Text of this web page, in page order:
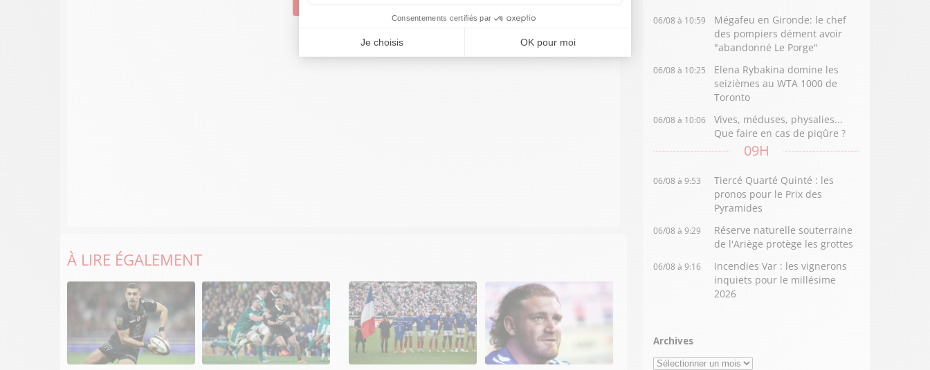
À LIRE ÉGALEMENT
06/08 à 10:59
Mégafeu en Gironde: le chef
des pompiers dément avoir
"abandonné Le Porge"
06/08 à 10:25
Elena Rybakina domine les
seizièmes au WTA 1000 de
Toronto
06/08 à 10:06
Vives, méduses, physalies...
Que faire en cas de piqûre ?
09H
06/08 à 9:53
Tiercé Quarté Quinté : les
pronos pour le Prix des
Pyramides
06/08 à 9:29
Réserve naturelle souterraine
de l'Ariège protège les grottes
06/08 à 9:16
Incendies Var : les vignerons
inquiets pour le millésime
2026
Archives
Archives